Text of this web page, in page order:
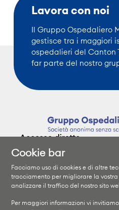
Lavora con noi
Il Gruppo Ospedaliero
gestisce tra i maggiori
ospedalieri del Canton
far parte del nostro
Accesso diretto
Clinica Moncucco
Clinica Santa Chiara
Orari di visita
Informazioni sui ricoveri
Cookie bar
Facciamo uso di cookies e di altre
tracciamento per migliorare la vostra
analizzare il traffico del nostro sito
Per maggiori informazioni vi